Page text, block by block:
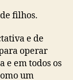
filhos.
e de
operar
e em todos os
um